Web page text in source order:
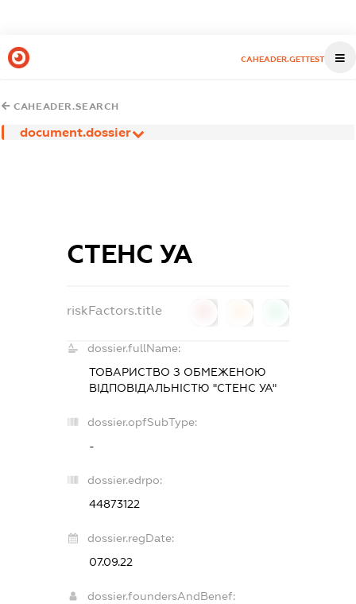
CAHEADER.GETTEST
CAHEADER.SEARCH
document.dossier
СТЕНС УА
riskFactors.title
dossier.fullName:
ТОВАРИСТВО З ОБМЕЖЕНОЮ
ВІДПОВІДАЛЬНІСТЮ "СТЕНС УА"
dossier.opfSubType:
-
dossier.edrpo:
44873122
dossier.regDate:
07.09.22
dossier.foundersAndBenef: